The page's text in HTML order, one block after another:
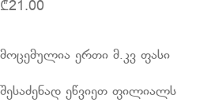
₾21.00
მოცემულია ერთი მ.კვ ფასი
შესაძენად ეწვიეთ ფილიალს